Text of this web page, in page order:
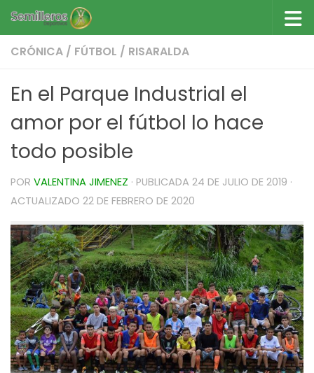
Saltar al contenido
CRÓNICA / FÚTBOL / RISARALDA
En el Parque Industrial el
amor por el fútbol lo hace
todo posible
POR VALENTINA JIMENEZ · PUBLICADA 24 DE JULIO DE 2019 ·
ACTUALIZADO 22 DE FEBRERO DE 2020